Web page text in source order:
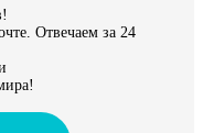
Отвечаем за 24